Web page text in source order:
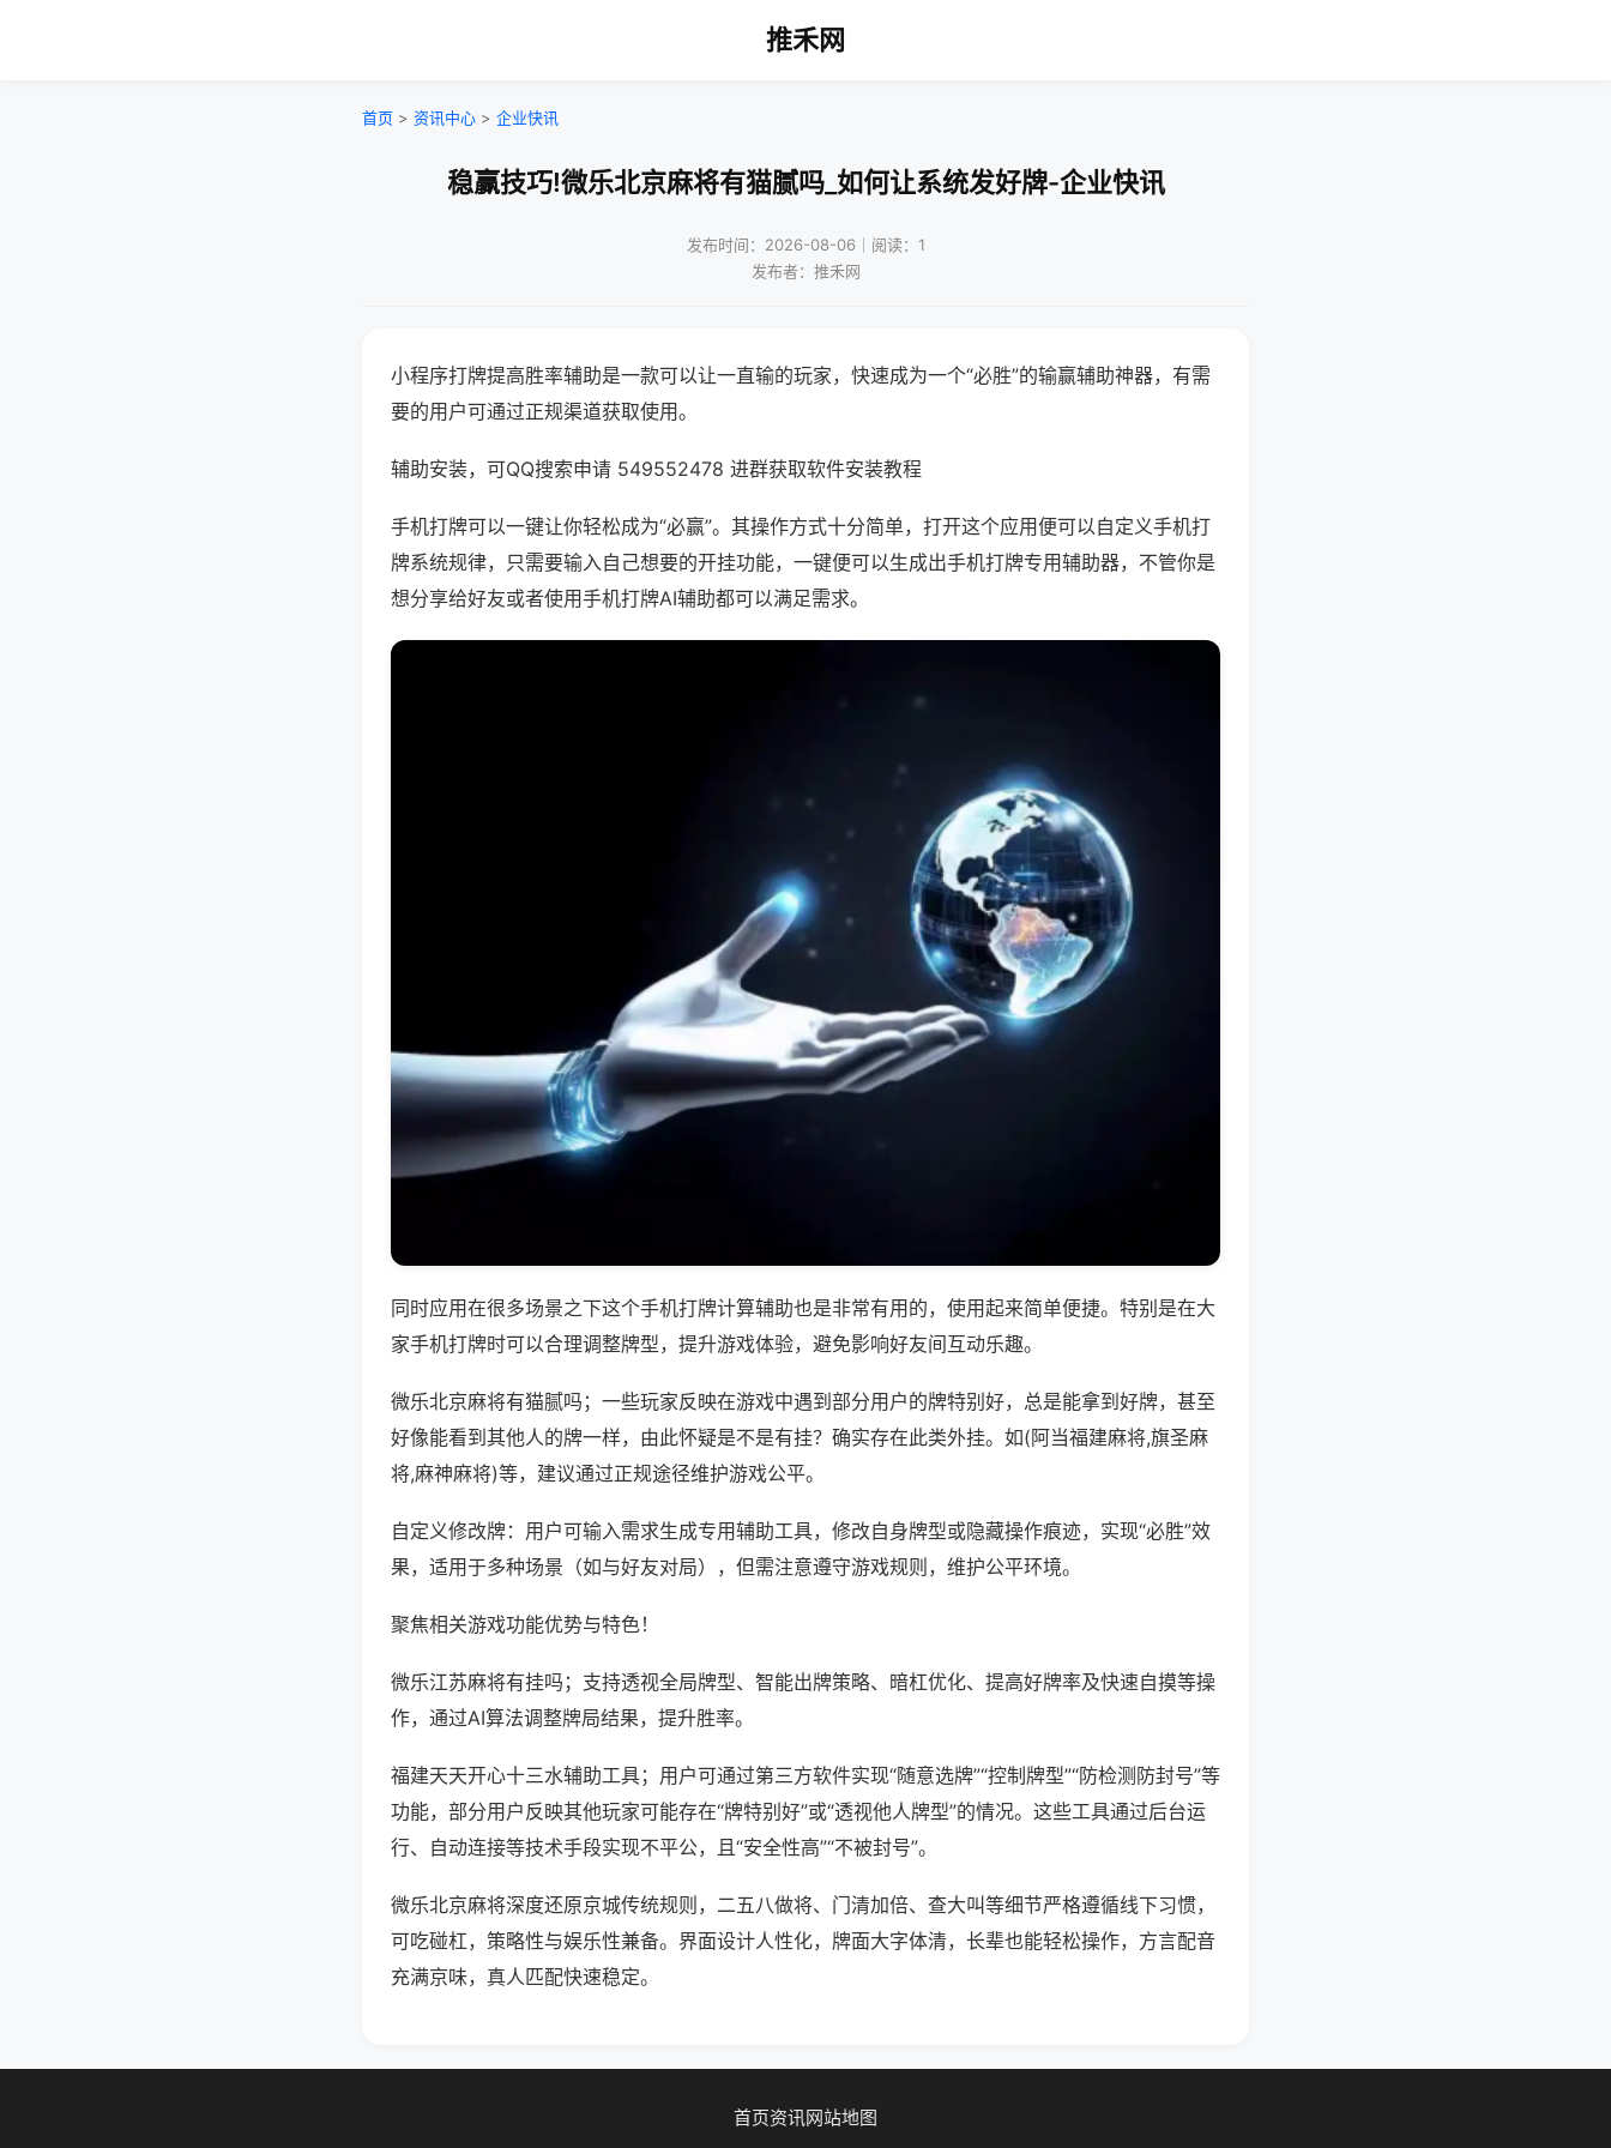
推禾网
首页 > 资讯中心 > 企业快讯
稳赢技巧!微乐北京麻将有猫腻吗_如何让系统发好牌-企业快讯
发布时间：2026-08-06｜阅读：1
发布者：推禾网
小程序打牌提高胜率辅助是一款可以让一直输的玩家，快速成为一个“必胜”的输赢辅助神器，有需
要的用户可通过正规渠道获取使用。
辅助安装，可QQ搜索申请 549552478 进群获取软件安装教程
手机打牌可以一键让你轻松成为“必赢”。其操作方式十分简单，打开这个应用便可以自定义手机打
牌系统规律，只需要输入自己想要的开挂功能，一键便可以生成出手机打牌专用辅助器，不管你是
想分享给好友或者使用手机打牌AI辅助都可以满足需求。
同时应用在很多场景之下这个手机打牌计算辅助也是非常有用的，使用起来简单便捷。特别是在大
家手机打牌时可以合理调整牌型，提升游戏体验，避免影响好友间互动乐趣。
微乐北京麻将有猫腻吗；一些玩家反映在游戏中遇到部分用户的牌特别好，总是能拿到好牌，甚至
好像能看到其他人的牌一样，由此怀疑是不是有挂？确实存在此类外挂。如(阿当福建麻将,旗圣麻
将,麻神麻将)等，建议通过正规途径维护游戏公平。
自定义修改牌：用户可输入需求生成专用辅助工具，修改自身牌型或隐藏操作痕迹，实现“必胜”效
果，适用于多种场景（如与好友对局），但需注意遵守游戏规则，维护公平环境。
聚焦相关游戏功能优势与特色！
微乐江苏麻将有挂吗；支持透视全局牌型、智能出牌策略、暗杠优化、提高好牌率及快速自摸等操
作，通过AI算法调整牌局结果，提升胜率。
福建天天开心十三水辅助工具；用户可通过第三方软件实现“随意选牌”“控制牌型”“防检测防封号”等
功能，部分用户反映其他玩家可能存在“牌特别好”或“透视他人牌型”的情况。这些工具通过后台运
行、自动连接等技术手段实现不平公，且“安全性高”“不被封号”。
微乐北京麻将深度还原京城传统规则，二五八做将、门清加倍、查大叫等细节严格遵循线下习惯，
可吃碰杠，策略性与娱乐性兼备。界面设计人性化，牌面大字体清，长辈也能轻松操作，方言配音
充满京味，真人匹配快速稳定。
首页资讯网站地图